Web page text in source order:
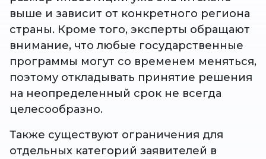
выше и зависит от конкретного региона
страны. Кроме того, эксперты обращают
внимание, что любые государственные
программы могут со временем меняться,
поэтому откладывать принятие решения
на неопределенный срок не всегда
целесообразно.
Также существуют ограничения для
отдельных категорий заявителей в